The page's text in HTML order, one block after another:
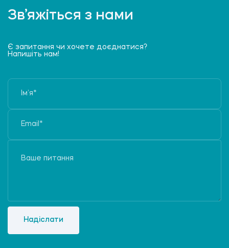
Зв’яжіться з нами
Є запитання чи хочете доєднатися?
Напишіть нам!
Надіслати